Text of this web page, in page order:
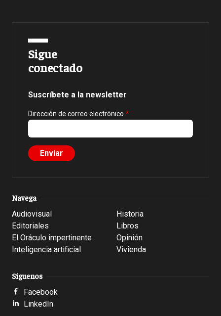
Sigue
conectado
Suscríbete a la newsletter
Dirección de correo electrónico
Navega
Audiovisual
Editoriales
El Oráculo impertinente
Inteligencia artificial
Historia
Libros
Opinión
Vivienda
Síguenos
Facebook
LinkedIn